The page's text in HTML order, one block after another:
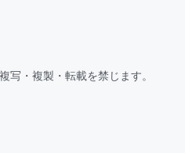
・複製・転載を禁じます。